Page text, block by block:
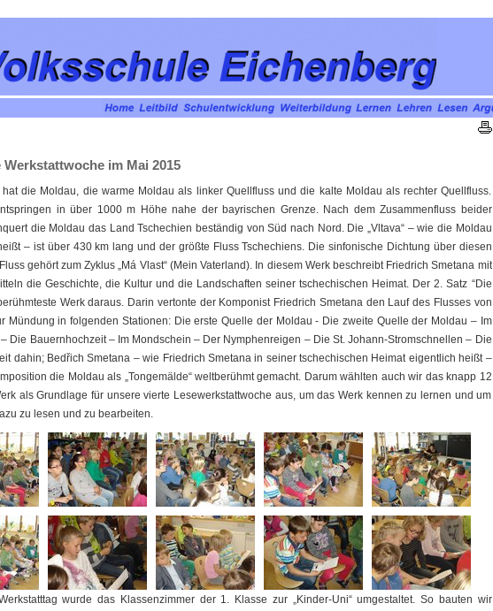
Werkstattwoche im Mai 2015
hat die Moldau, die warme Moldau als linker Quellfluss und die kalte Moldau als rechter Quellfluss.
in über 1000 m Höhe nahe der bayrischen Grenze. Nach dem Zusammenfluss beider
die Moldau das Land Tschechien beständig von Süd nach Nord. Die „Vltava“ – wie die Moldau
– ist über 430 km lang und der größte Fluss Tschechiens. Die sinfonische Dichtung über diesen
gehört zum Zyklus „Má Vlast“ (Mein Vaterland). In diesem Werk beschreibt Friedrich Smetana mit
die Geschichte, die Kultur und die Landschaften seiner tschechischen Heimat. Der 2. Satz “Die
Werk daraus. Darin vertonte der Komponist Friedrich Smetana den Lauf des Flusses von
Mündung in folgenden Stationen: Die erste Quelle der Moldau - Die zweite Quelle der Moldau – Im
Die Bauernhochzeit – Im Mondschein – Der Nymphenreigen – Die St. Johann-Stromschnellen – Die
dahin; Bedřich Smetana – wie Friedrich Smetana in seiner tschechischen Heimat eigentlich heißt –
die Moldau als „Tongemälde“ weltberühmt gemacht. Darum wählten auch wir das knapp 12
als Grundlage für unsere vierte Lesewerkstattwoche aus, um das Werk kennen zu lernen und um
zu lesen und zu bearbeiten.
wurde das Klassenzimmer der 1. Klasse zur „Kinder-Uni“ umgestaltet. So bauten wir